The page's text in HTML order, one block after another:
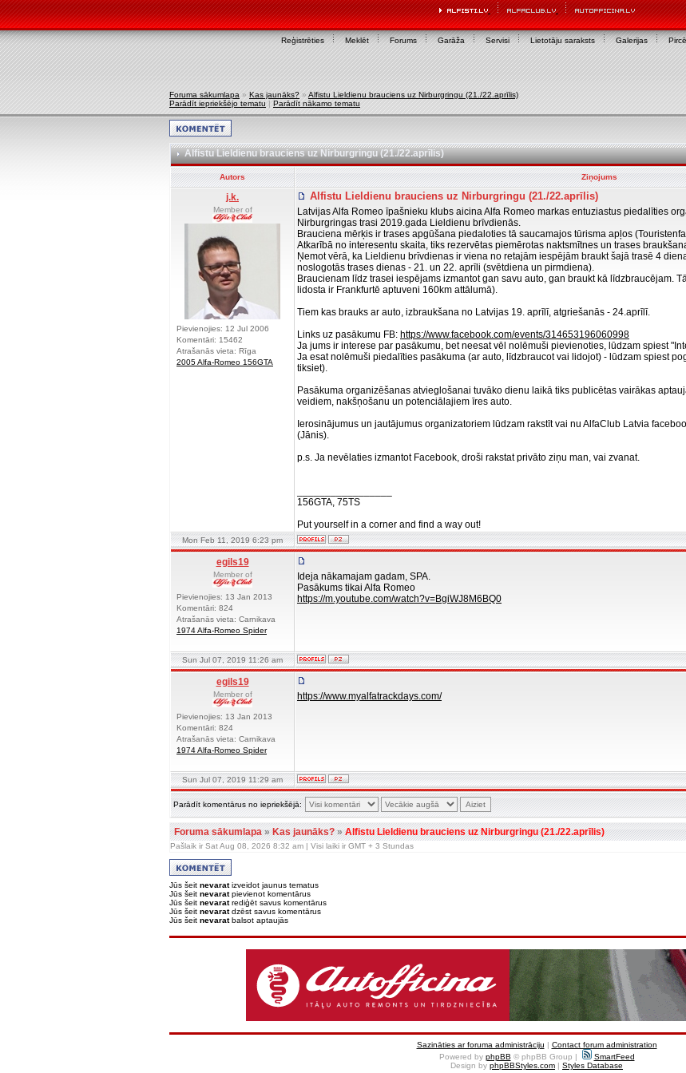
Reģistrēties Meklēt Forums Garāža Servisi Lietotāju saraksts Galerijas
Foruma sākumlapa » Kas jaunāks? » Alfistu Lieldienu brauciens uz Nirburgringu (21./22.aprīlis)
Parādīt iepriekšējo tematu | Parādīt nākamo tematu
Alfistu Lieldienu brauciens uz Nirburgringu (21./22.aprīlis)
Autors Ziņojums
j.k.
Member of
Pievienojies: 12 Jul 2006
Komentāri: 15462
Atrašanās vieta: Rīga
2005 Alfa-Romeo 156GTA
Alfistu Lieldienu brauciens uz Nirburgringu (21./22.aprīlis)
Latvijas Alfa Romeo īpašnieku klubs aicina Alfa Romeo markas entuziastus piedalīties
Nirburgringas trasi 2019.gada Lieldienu brīvdienās.
Brauciena mērķis ir trases apgūšana piedaloties tā saucamajos tūrisma apļos
Atkarībā no interesentu skaita, tiks rezervētas piemērotas naktsmītnes un trases
Ņemot vērā, ka Lieldienu brīvdienas ir viena no retajām iespējām braukt šajā trasē 4
noslogotās trases dienas - 21. un 22. aprīli (svētdiena un pirmdiena).
Braucienam līdz trasei iespējams izmantot gan savu auto, gan braukt kā līdzbraucējam.
lidosta ir Frankfurtē aptuveni 160km attālumā).
Tiem kas brauks ar auto, izbraukšana no Latvijas 19. aprīlī, atgriešanās - 24.aprīlī.
Links uz pasākumu FB: https://www.facebook.com/events/314653196060998
Ja jums ir interese par pasākumu, bet neesat vēl nolēmuši pievienoties, lūdzam spiest
Ja esat nolēmuši piedalīties pasākuma (ar auto, līdzbraucot vai lidojot) - lūdzam spiest
tiksiet).
Pasākuma organizēšanas atvieglošanai tuvāko dienu laikā tiks publicētas vairākas
veidiem, nakšņošanu un potenciālajiem īres auto.
Ierosinājumus un jautājumus organizatoriem lūdzam rakstīt vai nu AlfaClub Latvia
(Jānis).
p.s. Ja nevēlaties izmantot Facebook, droši rakstat privāto ziņu man, vai zvanat.
156GTA, 75TS
Put yourself in a corner and find a way out!
Mon Feb 11, 2019 6:23 pm
egils19
Member of
Pievienojies: 13 Jan 2013
Komentāri: 824
Atrašanās vieta: Carnikava
1974 Alfa-Romeo Spider
Ideja nākamajam gadam, SPA.
Pasākums tikai Alfa Romeo
https://m.youtube.com/watch?v=BgiWJ8M6BQ0
Sun Jul 07, 2019 11:26 am
egils19
Member of
Pievienojies: 13 Jan 2013
Komentāri: 824
Atrašanās vieta: Carnikava
1974 Alfa-Romeo Spider
https://www.myalfatrackdays.com/
Sun Jul 07, 2019 11:29 am
Parādīt komentārus no iepriekšējā:
Foruma sākumlapa»Kas jaunāks?»Alfistu Lieldienu brauciens uz Nirburgringu (21./22.aprīlis)
Pašlaik ir Sat Aug 08, 2026 8:32 am | Visi laiki ir GMT + 3 Stundas
Jūs šeit nevaratizveidot jaunus tematus
Jūs šeit nevaratpievienot komentārus
Jūs šeit nevaratrediģēt savus komentārus
Jūs šeit nevaratdzēst savus komentārus
Jūs šeit nevaratbalsot aptaujās
Sazināties ar foruma administrāciju | Contact forum administration
Powered by phpBB © phpBB Group |
SmartFeed
Design by phpBBStyles.com | Styles Database